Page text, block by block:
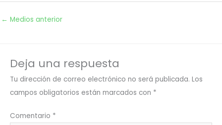
← Medios anterior
Deja una respuesta
Tu dirección de correo electrónico no será publicada. Los
campos obligatorios están marcados con *
Comentario *